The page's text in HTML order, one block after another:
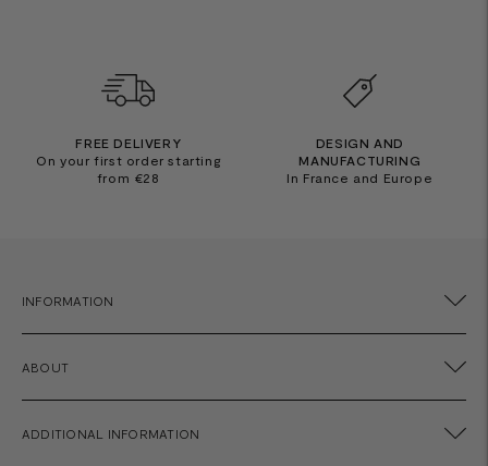
FREE DELIVERY
On your first order starting
from €28
DESIGN AND
MANUFACTURING
In France and Europe
INFORMATION
ABOUT
ADDITIONAL INFORMATION